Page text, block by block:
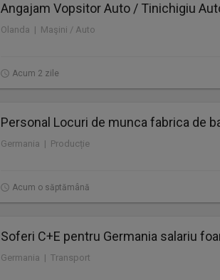
Angajam Vopsitor Auto / Tinichigiu
Olanda | Maşini / Auto
Acum 2 zile
Personal Locuri de munca fabrica de
Germania | Producție
Acum o săptămână
Soferi C+E pentru Germania salariu
Germania | Transport